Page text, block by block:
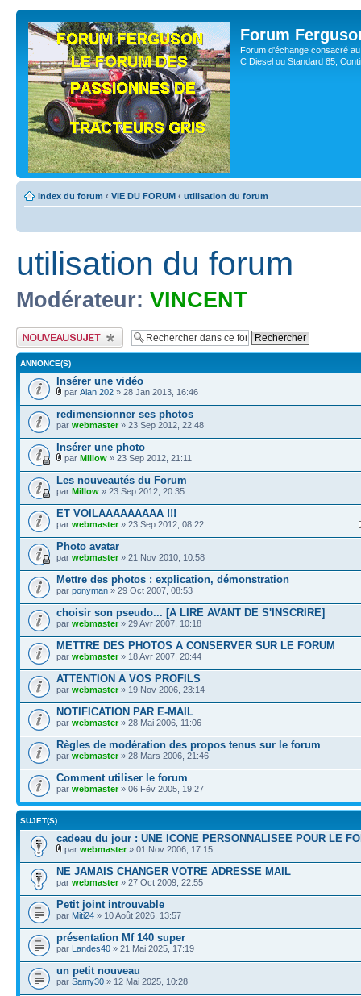
Forum
Forum d'échange consacré
C Diesel ou Standard 85,
Index du forum ‹ VIE DU FORUM ‹ utilisation du forum
utilisation du forum
Modérateur: VINCENT
Publier un nouveau sujet
ANNONCE(S)
Insérer une vidéo
par Alan 202 » 28 Jan 2013, 16:46
redimensionner ses photos
par webmaster» 23 Sep 2012, 22:48
Insérer une photo
par Millow » 23 Sep 2012, 21:11
Les nouveautés du Forum
par Millow » 23 Sep 2012, 20:35
ET VOILAAAAAAAAA !!!
par webmaster» 23 Sep 2012, 08:22
Photo avatar
par webmaster» 21 Nov 2010, 10:58
Mettre des photos : explication, démonstration
par ponyman » 29 Oct 2007, 08:53
choisir son pseudo... [A LIRE AVANT DE S'INSCRIRE]
par webmaster» 29 Avr 2007, 10:18
METTRE DES PHOTOS A CONSERVER SUR LE FORUM
par webmaster» 18 Avr 2007, 20:44
ATTENTION A VOS PROFILS
par webmaster» 19 Nov 2006, 23:14
NOTIFICATION PAR E-MAIL
par webmaster» 28 Mai 2006, 11:06
Règles de modération des propos tenus sur le forum
par webmaster» 28 Mars 2006, 21:46
Comment utiliser le forum
par webmaster» 06 Fév 2005, 19:27
SUJET(S)
cadeau du jour : UNE ICONE PERSONNALISEE POUR LE
par webmaster» 01 Nov 2006, 17:15
NE JAMAIS CHANGER VOTRE ADRESSE MAIL
par webmaster» 27 Oct 2009, 22:55
Petit joint introuvable
par Miti24 » 10 Août 2026, 13:57
présentation Mf 140 super
par Landes40 » 21 Mai 2025, 17:19
un petit nouveau
par Samy30 » 12 Mai 2025, 10:28